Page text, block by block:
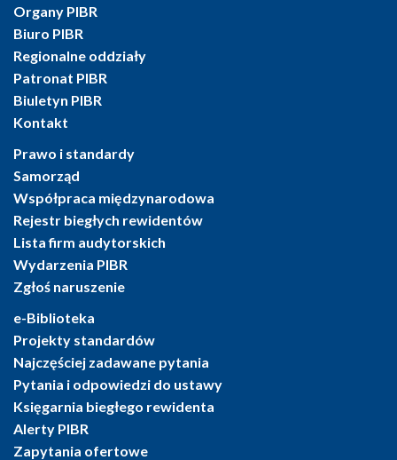
Organy PIBR
Biuro PIBR
Regionalne oddziały
Patronat PIBR
Biuletyn PIBR
Kontakt
Prawo i standardy
Samorząd
Współpraca międzynarodowa
Rejestr biegłych rewidentów
Lista firm audytorskich
Wydarzenia PIBR
Zgłoś naruszenie
e-Biblioteka
Projekty standardów
Najczęściej zadawane pytania
Pytania i odpowiedzi do ustawy
Księgarnia biegłego rewidenta
Alerty PIBR
Zapytania ofertowe